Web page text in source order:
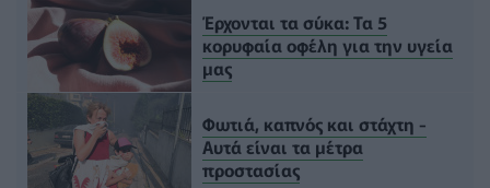
Έρχονται τα σύκα: Τα 5
κορυφαία οφέλη για την υγεία
μας
Φωτιά, καπνός και στάχτη -
Αυτά είναι τα μέτρα
προστασίας